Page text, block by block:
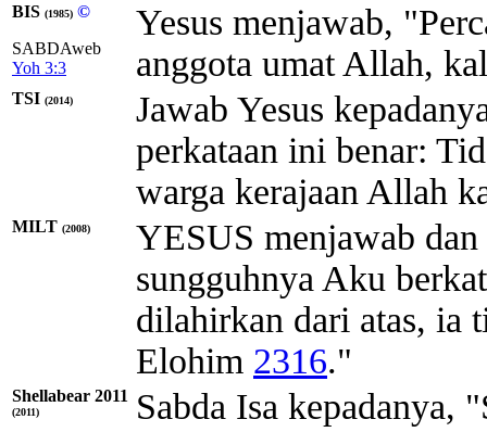
BIS (1985) ©
SABDAweb
Yoh 3:3
Yesus menjawab,
anggota umat Allah,
TSI (2014)
Jawab Yesus
perkataan ini benar:
warga kerajaan Allah
MILT (2008)
YESUS menjawab
sungguhnya Aku
dilahirkan dari atas, ia
Elohim 2316."
Shellabear 2011
(2011)
Sabda Isa kepadanya,